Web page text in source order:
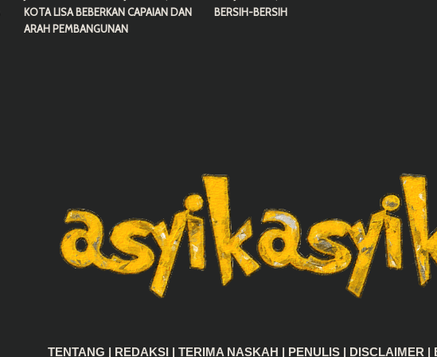
KOTA LISA BEBERKAN CAPAIAN DAN
ARAH PEMBANGUNAN
BERSIH-BERSIH
TENTANG | REDAKSI | TERIMA NASKAH | PENULIS | DISCLAIMER |